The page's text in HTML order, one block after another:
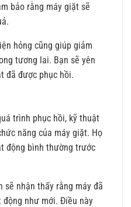
bảo rằng máy giặt sẽ
hỏng cũng giúp giảm
tương lai. Bạn sẽ yên
đã được phục hồi.
trình phục hồi, kỹ thuật
năng của máy giặt. Họ
động bình thường trước
sẽ nhận thấy rằng máy đã
như mới. Điều này